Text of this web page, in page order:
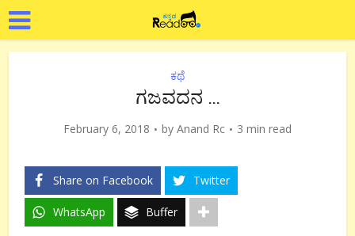
ಕಥೆ
ಗಜವದನ …
February 6, 2018 by Anand Rc 3 min read
Share on Facebook Twitter
WhatsApp Buffer